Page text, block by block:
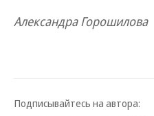
Александра Горошилова
Подписывайтесь на автора: